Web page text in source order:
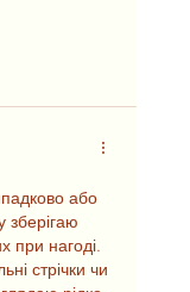
або
зберігаю
при нагоді.
стрічки чи